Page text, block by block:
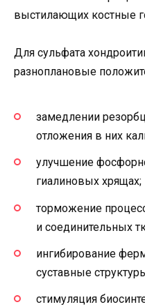
выстилающих костные
Для сульфата
разноплановые
замедлении
отложения в них
улучшение
гиалиновых хрящах;
торможение
и соединительных
ингибирование
суставные
стимуляция